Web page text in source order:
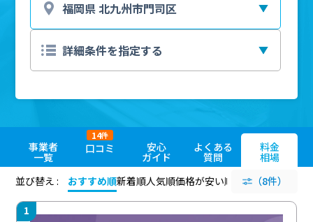
事業者
一覧
口コミ
14件
安心
ガイド
よくある
質問
料金
相場
並び替え :
おすすめ順新着順人気順価格が安い順 評価が高い順
（8件）
1